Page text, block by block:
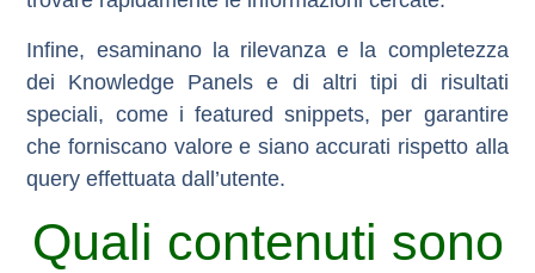
Infine, esaminano la rilevanza e la completezza
dei Knowledge Panels e di altri tipi di risultati
speciali, come i featured snippets, per garantire
che forniscano valore e siano accurati rispetto alla
query effettuata dall’utente.
Quali contenuti sono